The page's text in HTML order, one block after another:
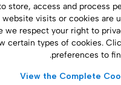
store, access and process
website visits or cookies are
we respect your right to
certain types of cookies.
preferences to
View the Complete